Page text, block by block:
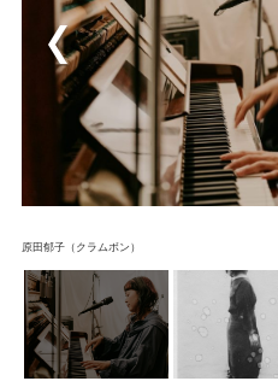
原田郁子（クラムボン）